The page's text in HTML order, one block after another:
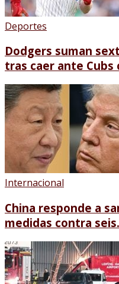
Deportes
Dodgers suman
tras caer ante Cubs
Internacional
China responde a
medidas contra